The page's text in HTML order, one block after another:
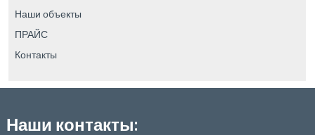
Наши объекты
ПРАЙС
Контакты
Наши контакты: